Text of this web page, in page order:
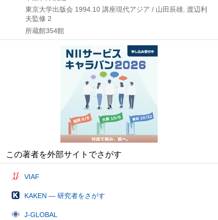
東京大学出版会 1994.10 講座現代アジア / 山田辰雄, 渡辺利
夫監修 2
所蔵館354館
この著者を外部サイトでさがす
VIAF
KAKEN — 研究者をさがす
J-GLOBAL